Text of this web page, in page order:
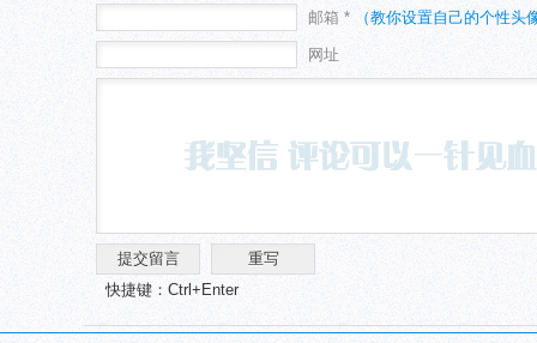
邮箱 * （教你设置自己的个性头
网址
快捷键：Ctrl+Enter